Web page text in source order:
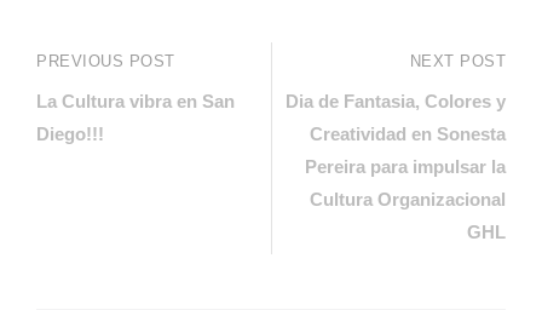
PREVIOUS POST
La Cultura vibra en San
Diego!!!
NEXT POST
Dia de Fantasia, Colores y
Creatividad en Sonesta
Pereira para impulsar la
Cultura Organizacional
GHL